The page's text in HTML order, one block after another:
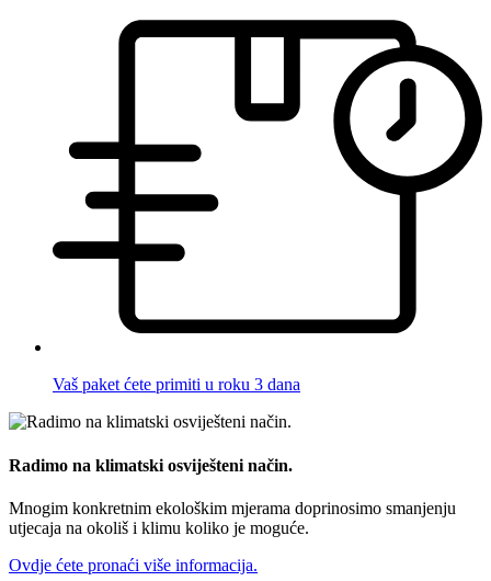
Vaš paket ćete primiti u roku 3 dana
Radimo na klimatski osviješteni način.
Mnogim konkretnim ekološkim mjerama doprinosimo smanjenju
utjecaja na okoliš i klimu koliko je moguće.
Ovdje ćete pronaći više informacija.